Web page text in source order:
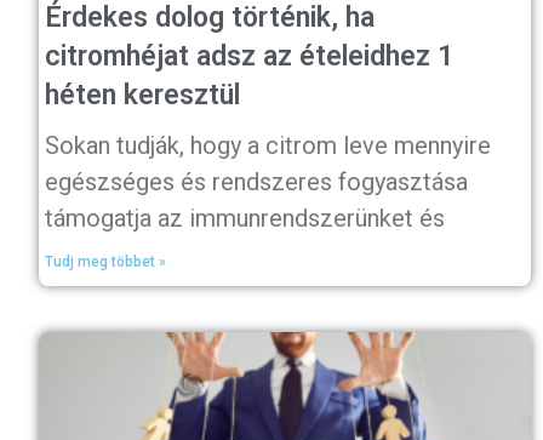
Érdekes dolog történik, ha
citromhéjat adsz az ételeidhez 1
héten keresztül
Sokan tudják, hogy a citrom leve mennyire
egészséges és rendszeres fogyasztása
támogatja az immunrendszerünket és
Tudj meg többet »